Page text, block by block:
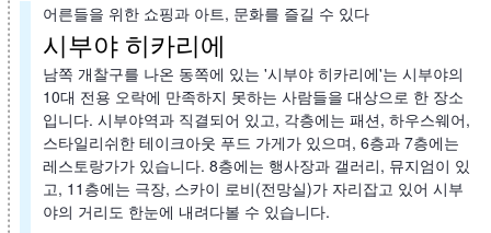
어른들을 위한 쇼핑과 아트, 문화를 즐길 수 있다
시부야 히카리에
남쪽 개찰구를 나온 동쪽에 있는 '시부야 히카리에'는 시부야의
10대 전용 오락에 만족하지 못하는 사람들을 대상으로 한 장소
입니다. 시부야역과 직결되어 있고, 각층에는 패션, 하우스웨어,
스타일리쉬한 테이크아웃 푸드 가게가 있으며, 6층과 7층에는
레스토랑가가 있습니다. 8층에는 행사장과 갤러리, 뮤지엄이 있
고, 11층에는 극장, 스카이 로비(전망실)가 자리잡고 있어 시부
야의 거리도 한눈에 내려다볼 수 있습니다.